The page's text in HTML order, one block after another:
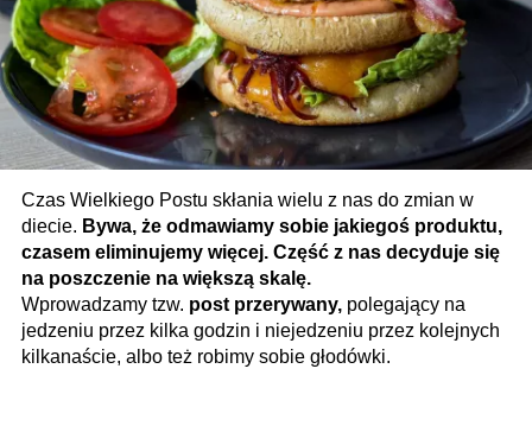
Czas Wielkiego Postu skłania wielu z nas do zmian w
diecie. Bywa, że odmawiamy sobie jakiegoś produktu,
czasem eliminujemy więcej. Część z nas decyduje się
na poszczenie na większą skalę.
Wprowadzamy tzw. post przerywany, polegający na
jedzeniu przez kilka godzin i niejedzeniu przez kolejnych
kilkanaście, albo też robimy sobie głodówki.